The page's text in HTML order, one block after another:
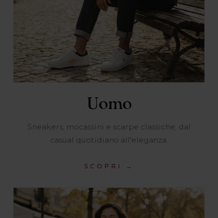
Uomo
Sneakers, mocassini e scarpe classiche, dal
casual quotidiano all'eleganza.
SCOPRI →